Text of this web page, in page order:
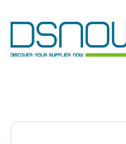
to
content